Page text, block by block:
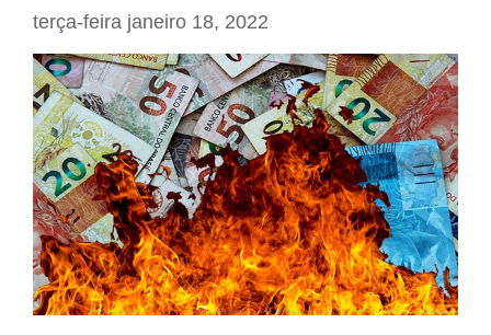
terça-feira janeiro 18, 2022